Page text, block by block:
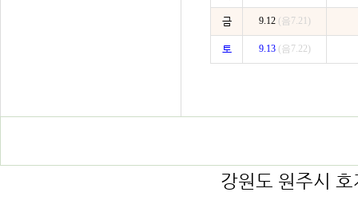
금 9.12 (음7.21)
토 9.13 (음7.22)
강원도 원주시